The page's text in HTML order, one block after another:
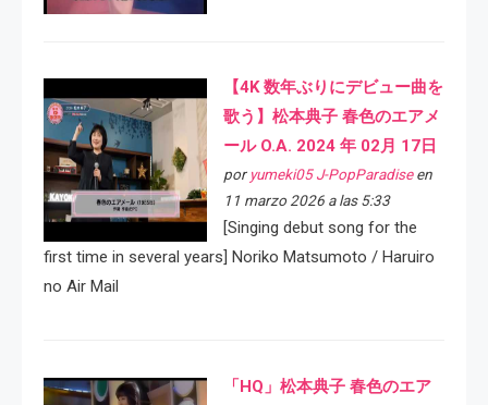
【4K 数年ぶりにデビュー曲を
歌う】松本典子 春色のエアメ
ール O.A. 2024 年 02月 17日
por yumeki05 J-PopParadiseen
11 marzo 2026 a las 5:33
[Singing debut song for the
first time in several years] Noriko Matsumoto / Haruiro
no Air Mail
「HQ」松本典子 春色のエア